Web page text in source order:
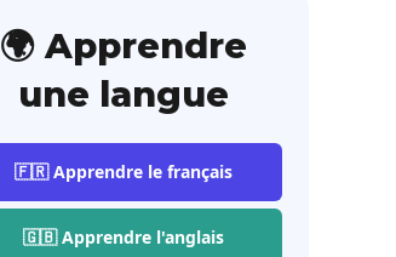
🌍 Apprendre
une langue
🇫🇷 Apprendre le français
🇬🇧 Apprendre l'anglais